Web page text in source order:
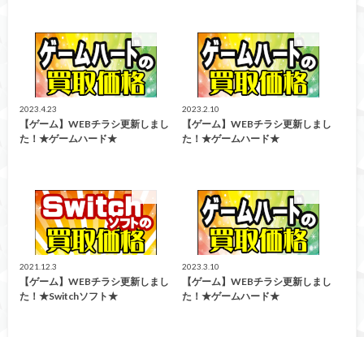
買取告知
2023.4.23
【ゲーム】WEBチラシ更新しまし
た！★ゲームハード★
買取告知
2023.2.10
【ゲーム】WEBチラシ更新しまし
た！★ゲームハード★
買取告知
2021.12.3
【ゲーム】WEBチラシ更新しまし
た！★Switchソフト★
買取告知
2023.3.10
【ゲーム】WEBチラシ更新しまし
た！★ゲームハード★